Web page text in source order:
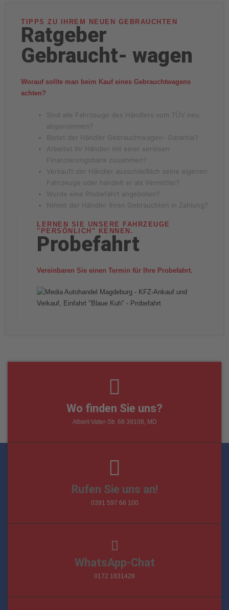
TIPPS ZU IHREM NEUEN GEBRAUCHTEN
Ratgeber
Gebraucht- wagen
Worauf sollte man beim Kauf eines Gebrauchtwagens
achten?
Sind alle Fahrzeuge des Händlers vom TÜV neu
abgenommen?
Bietet der Händler Gebrauchtwagen- Garantie?
Arbeitet Ihr Händler mit einer seriösen
Finanzierungsbank zusammen?
Verkauft der Händler ausschließlich seine eigenen
Fahrzeuge oder handelt er als Vermittler?
Wurde eine Probefahrt angeboten?
Nimmt der Händler Ihren Gebrauchten in Zahlung?
LERNEN SIE UNSERE FAHRZEUGE
"PERSÖNLICH" KENNEN.
Probefahrt
Vereinbaren Sie einen Termin für Ihre Probefahrt.
Wo finden Sie uns?
Albert-Vater-Str. 68 39108, MD
Rufen Sie uns an!
0391 597 66 100
WhatsApp-Chat
0172 1831428